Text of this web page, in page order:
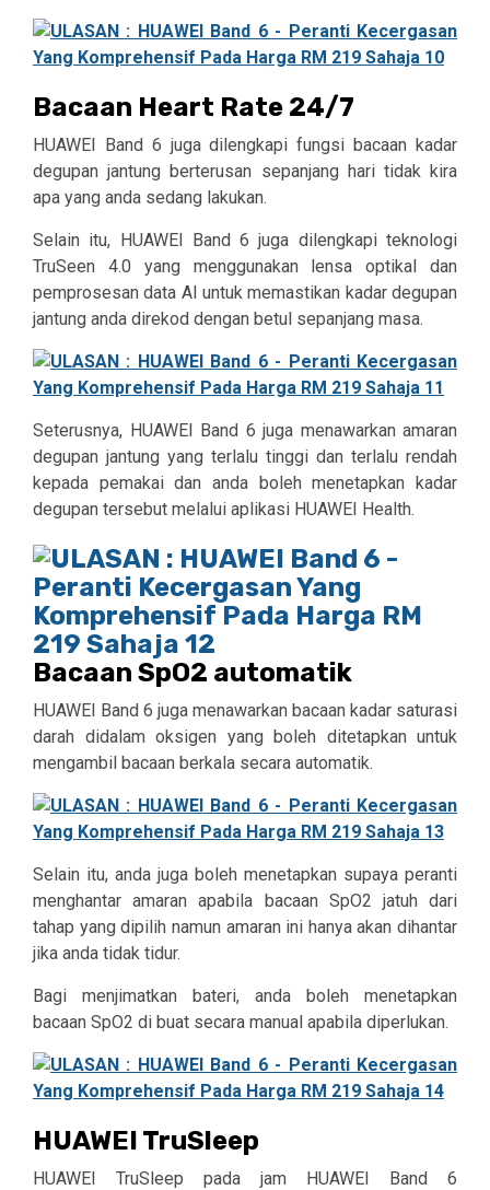
Bacaan Heart Rate 24/7
HUAWEI Band 6 juga dilengkapi fungsi bacaan kadar
degupan jantung berterusan sepanjang hari tidak kira
apa yang anda sedang lakukan.
Selain itu, HUAWEI Band 6 juga dilengkapi teknologi
TruSeen 4.0 yang menggunakan lensa optikal dan
pemprosesan data AI untuk memastikan kadar degupan
jantung anda direkod dengan betul sepanjang masa.
Seterusnya, HUAWEI Band 6 juga menawarkan amaran
degupan jantung yang terlalu tinggi dan terlalu rendah
kepada pemakai dan anda boleh menetapkan kadar
degupan tersebut melalui aplikasi HUAWEI Health.
Bacaan SpO2 automatik
HUAWEI Band 6 juga menawarkan bacaan kadar saturasi
darah didalam oksigen yang boleh ditetapkan untuk
mengambil bacaan berkala secara automatik.
Selain itu, anda juga boleh menetapkan supaya peranti
menghantar amaran apabila bacaan SpO2 jatuh dari
tahap yang dipilih namun amaran ini hanya akan dihantar
jika anda tidak tidur.
Bagi menjimatkan bateri, anda boleh menetapkan
bacaan SpO2 di buat secara manual apabila diperlukan.
HUAWEI TruSleep
HUAWEI TruSleep pada jam HUAWEI Band 6